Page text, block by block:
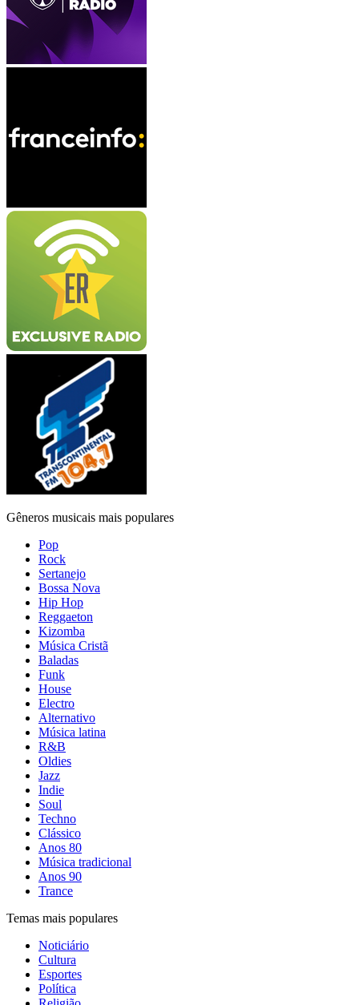
Gêneros musicais mais populares
Pop
Rock
Sertanejo
Bossa Nova
Hip Hop
Reggaeton
Kizomba
Música Cristã
Baladas
Funk
House
Electro
Alternativo
Música latina
R&B
Oldies
Jazz
Indie
Soul
Techno
Clássico
Anos 80
Música tradicional
Anos 90
Trance
Temas mais populares
Noticiário
Cultura
Esportes
Política